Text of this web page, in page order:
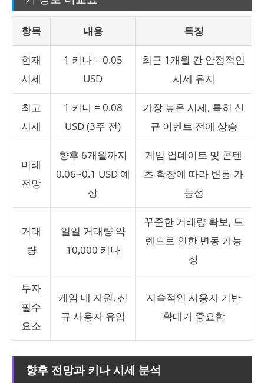
항목 내용 특징
현재
시세
1 키나 = 0.05
USD
최근 1개월 간 안정적인
시세 유지
최고
시세
1 키나 = 0.08
USD (3주 전)
가장 높은 시세, 특히 신
규 이벤트 전에 상승
미래
전망
향후 6개월까지
0.06~0.1 USD 예
상
게임 업데이트 및 콘텐
츠 확장에 따라 변동 가
능성
거래
량
일일 거래량 약
10,000 키나
꾸준한 거래량 확보, 트
렌드로 인한 변동 가능
성
투자
필수
요소
게임 내 자원, 신
규 사용자 유입
지속적인 사용자 기반
확대가 중요함
향후 전망과 키나 시세 분석